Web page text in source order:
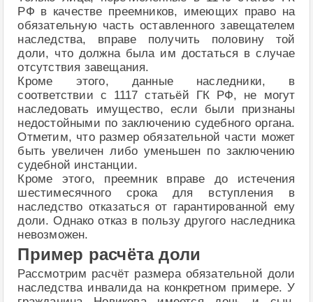
РФ в качестве преемников, имеющих право на
обязательную часть оставленного завещателем
наследства, вправе получить половину той
доли, что должна была им достаться в случае
отсутствия завещания.
Кроме этого, данные наследники, в
соответствии с 1117 статьёй ГК РФ, не могут
наследовать имущество, если были признаны
недостойными по заключению судебного органа.
Отметим, что размер обязательной части может
быть увеличен либо уменьшен по заключению
судебной инстанции.
Кроме этого, преемник вправе до истечения
шестимесячного срока для вступления в
наследство отказаться от гарантированной ему
доли. Однако отказ в пользу другого наследника
невозможен.
Пример расчёта доли
Рассмотрим расчёт размера обязательной доли
наследства инвалида на конкретном примере. У